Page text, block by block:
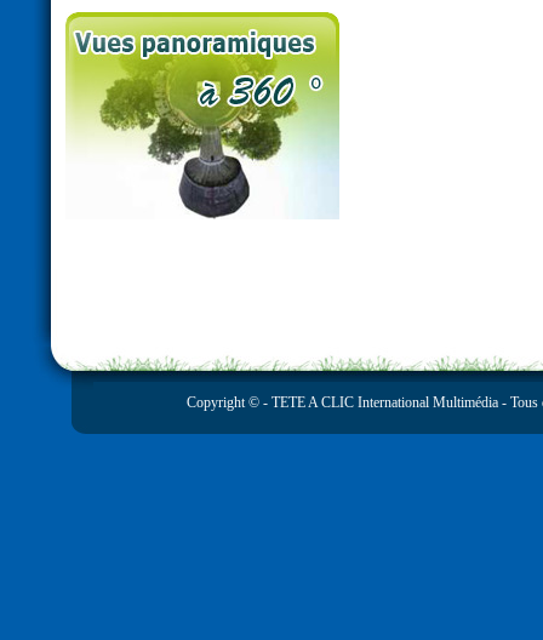
Copyright © - TETE A CLIC International Multimédia - Tous